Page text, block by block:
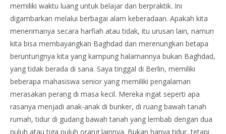
memiliki waktu luang untuk belajar dan berpraktik. Ini
digambarkan melalui berbagai alam keberadaan. Apakah kita
menerimanya secara harfiah atau tidak, itu urusan lain, namun
kita bisa membayangkan Baghdad dan merenungkan betapa
beruntungnya kita yang kampung halamannya bukan Baghdad,
yang tidak berada di sana. Saya tinggal di Berlin, memiliki
beberapa mahasiswa senior yang memiliki pengalaman
merasakan perang di masa kecil. Mereka ingat seperti apa
rasanya menjadi anak-anak di bunker, di ruang bawah tanah
rumah, tidur di gudang bawah tanah yang lembab dengan dua
puluh atau tiga puluh orang lainnya. Bukan hanya tidur, tetapi